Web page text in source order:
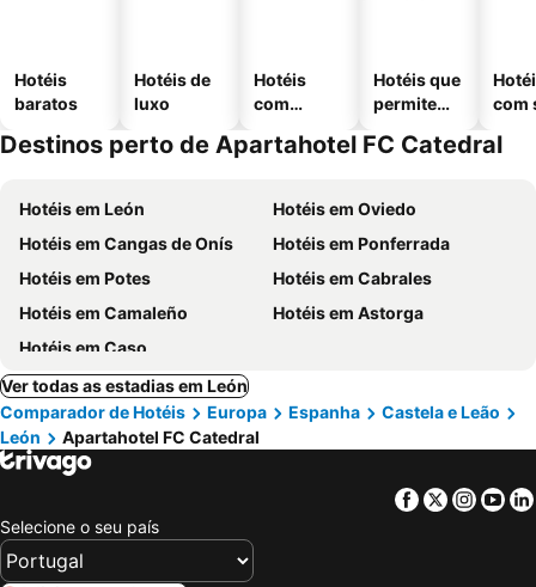
Hotéis
baratos
Hotéis de
luxo
Hotéis
com
Hotéis que
permitem
com
Destinos perto de Apartahotel FC Catedral
Hotéis em León
Hotéis em Oviedo
Hotéis em Cangas de Onís
Hotéis em Ponferrada
Hotéis em Potes
Hotéis em Cabrales
Hotéis em Camaleño
Hotéis em Astorga
Hotéis em Caso
Ver todas as estadias em León
Comparador de Hotéis
Europa Espanha
Castela e Leão
León
Apartahotel FC Catedral
Facebook
Twitter
Selecione o seu país